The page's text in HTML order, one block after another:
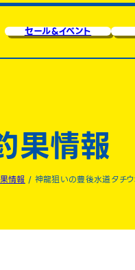
セール&イベント
果情報
情報 / 神龍狙いの豊後水道タチ